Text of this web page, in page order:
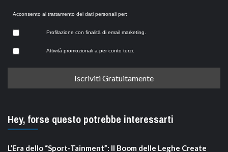
Acconsento al trattamento dei dati personali per:
Profilazione con finalità di email marketing.
Attività promozionali a per conto terzi.
Hey, forse questo potrebbe interessarti
L’Era dello “Sport-Tainment”: Il Boom delle Leghe Create